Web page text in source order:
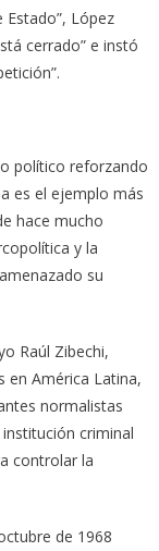
Estado”, López
cerrado” e instó
político reforzando
es el ejemplo más
hace mucho
y la
su
Raúl Zibechi,
en América Latina,
normalistas
criminal
controlar la
de 1968